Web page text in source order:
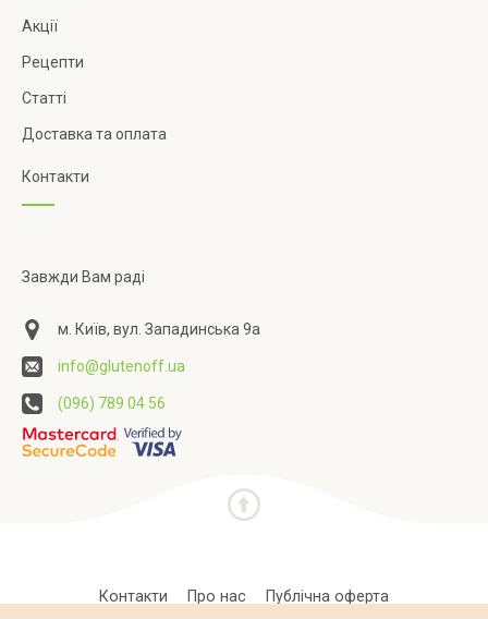
Акції
Рецепти
Статті
Доставка та оплата
Контакти
Завжди Вам раді
м. Київ, вул. Западинська 9а
info@glutenoff.ua
(096) 789 04 56
Контакти Про нас Публічна оферта